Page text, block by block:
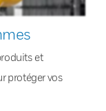
et
protéger vos